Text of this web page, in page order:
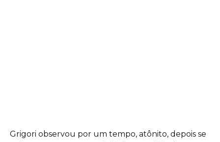
Grigori observou por um tempo, atônito, depois se